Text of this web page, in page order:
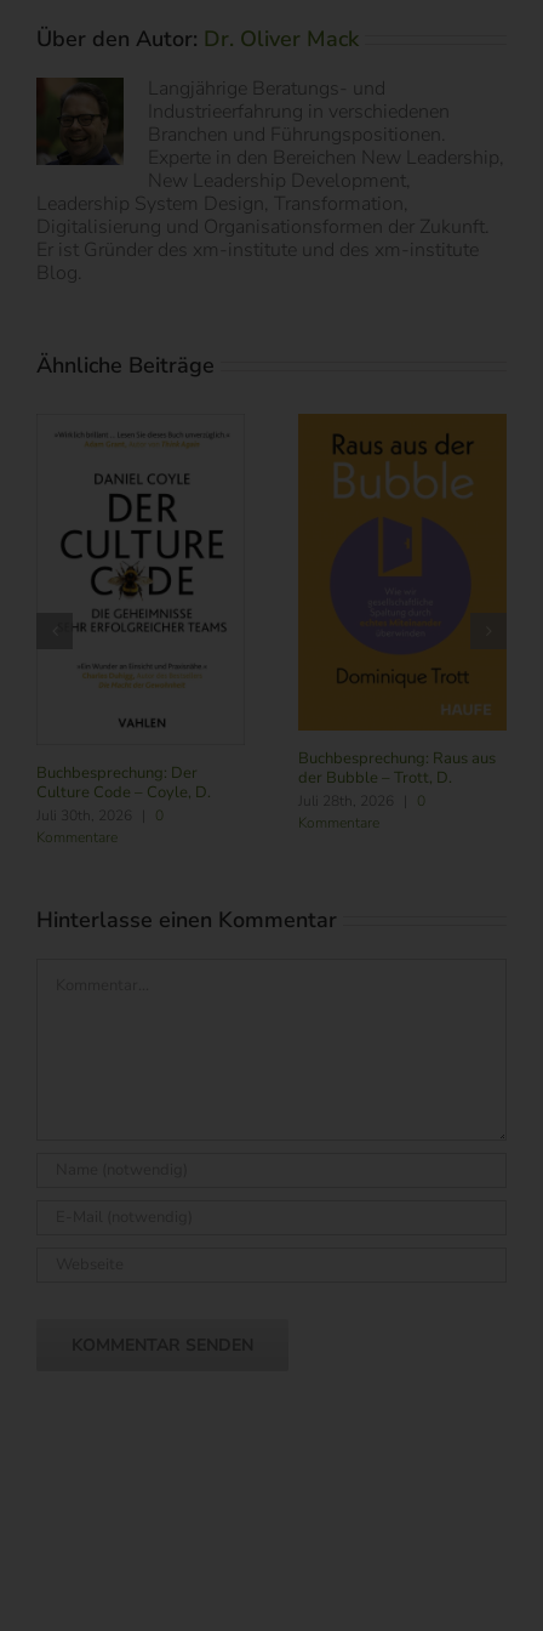
Über den Autor: Dr. Oliver Mack
Langjährige Beratungs- und
Industrieerfahrung in verschiedenen
Branchen und Führungspositionen.
Experte in den Bereichen New Leadership,
New Leadership Development,
Leadership System Design, Transformation,
Digitalisierung und Organisationsformen der Zukunft.
Er ist Gründer des xm-institute und des xm-institute
Blog.
Ähnliche Beiträge
Buchbesprechung: Der
Culture Code – Coyle, D.
Juli 30th, 2026
0
Kommentare
Buchbesprechung: Raus aus
der Bubble – Trott, D.
Juli 28th, 2026
0
Kommentare
Hinterlasse einen Kommentar